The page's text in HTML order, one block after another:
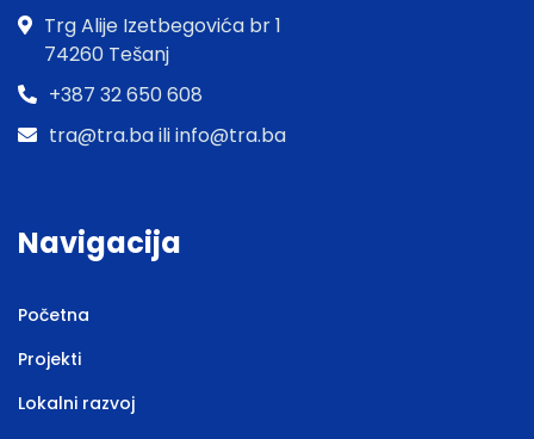
Trg Alije Izetbegovića br 1
74260 Tešanj
+387 32 650 608
tra@tra.ba ili info@tra.ba
Navigacija
Početna
Projekti
Lokalni razvoj